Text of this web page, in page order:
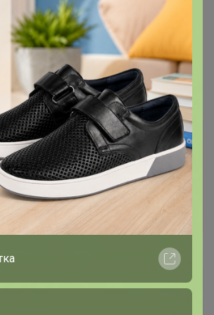
thumbs/2020.07.14/0b1dadc2385ef3a
show/2020/07/14/cf691a4639987726
thumbs/2020.07.14/cf691a463998772
- Надёжный фотохостинг -
хранения и публикации изображений в
СП